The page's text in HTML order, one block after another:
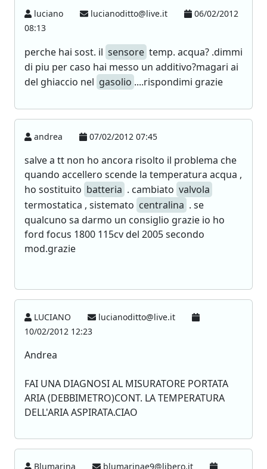
luciano lucianoditto@live.it
06/02/2012
08:13
perche hai sost. il sensore temp. acqua? .dimmi
di piu per caso hai messo un additivo?magari ai
del ghiaccio nel gasolio ....rispondimi grazie
andrea 07/02/2012 07:45
salve a tt non ho ancora risolto il problema che
quando accellero scende la temperatura acqua ,
ho sostituito batteria . cambiato valvola
termostatica , sistemato centralina . se
qualcuno sa darmo un consiglio grazie io ho
ford focus 1800 115cv del 2005 secondo
mod.grazie
LUCIANO
lucianoditto@live.it
10/02/2012 12:23
Andrea
FAI UNA DIAGNOSI AL MISURATORE PORTATA
ARIA (DEBBIMETRO)CONT. LA TEMPERATURA
DELL'ARIA ASPIRATA.CIAO
Blumarina blumarinae9@libero.it